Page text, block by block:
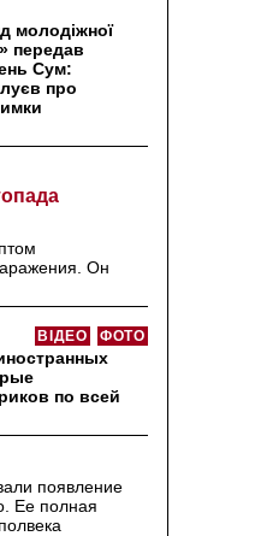
молодіжної
передав
Сум:
про
Он
ФОТО
ВІДЕО
по всей
появление
Ее полная